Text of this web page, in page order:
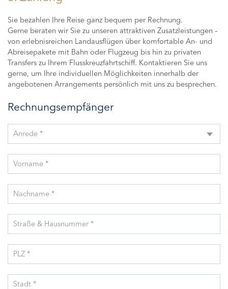
Sie bezahlen Ihre Reise ganz bequem per Rechnung.
Gerne beraten wir Sie zu unseren attraktiven Zusatzleistungen –
von erlebnisreichen Landausflügen über komfortable An- und
Abreisepakete mit Bahn oder Flugzeug bis hin zu privaten
Transfers zu Ihrem Flusskreuzfahrtschiff. Kontaktieren Sie uns
gerne, um Ihre individuellen Möglichkeiten innerhalb der
angebotenen Arrangements persönlich mit uns zu besprechen.
Rechnungsempfänger
Anrede *
Vorname *
Nachname *
Straße & Hausnummer *
PLZ *
Stadt *